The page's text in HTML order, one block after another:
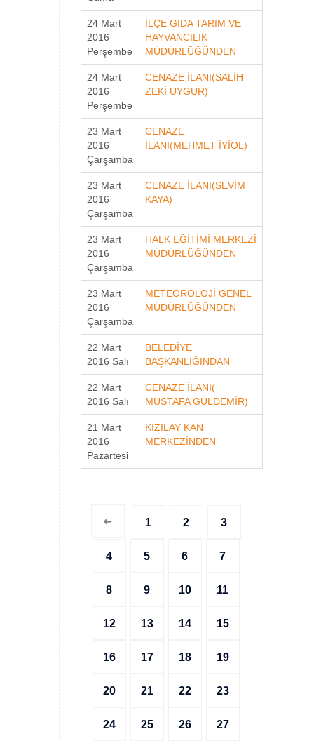
24 Mart
2016
Perşembe
İLÇE GIDA TARIM VE
HAYVANCILIK
MÜDÜRLÜĞÜNDEN
24 Mart
2016
Perşembe
CENAZE İLANI(SALİH
ZEKİ UYGUR)
23 Mart
2016
Çarşamba
CENAZE
İLANI(MEHMET İYİOL)
23 Mart
2016
Çarşamba
CENAZE İLANI(SEVİM
KAYA)
23 Mart
2016
Çarşamba
HALK EĞİTİMİ MERKEZİ
MÜDÜRLÜĞÜNDEN
23 Mart
2016
Çarşamba
METEOROLOJİ GENEL
MÜDÜRLÜĞÜNDEN
22 Mart
2016 Salı
BELEDİYE
BAŞKANLIĞINDAN
22 Mart
2016 Salı
CENAZE İLANI(
MUSTAFA GÜLDEMİR)
21 Mart
2016
Pazartesi
KIZILAY KAN
MERKEZİNDEN
1 2 3
4 5 6 7
8 9 10 11
12 13 14 15
16 17 18 19
20 21 22 23
24 25 26 27